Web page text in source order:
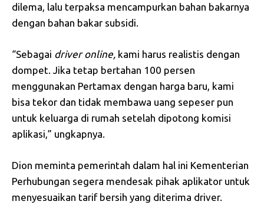
dilema, lalu terpaksa mencampurkan bahan bakarnya
dengan bahan bakar subsidi.
“Sebagai driver online, kami harus realistis dengan
dompet. Jika tetap bertahan 100 persen
menggunakan Pertamax dengan harga baru, kami
bisa tekor dan tidak membawa uang sepeser pun
untuk keluarga di rumah setelah dipotong komisi
aplikasi,” ungkapnya.
Dion meminta pemerintah dalam hal ini Kementerian
Perhubungan segera mendesak pihak aplikator untuk
menyesuaikan tarif bersih yang diterima driver.